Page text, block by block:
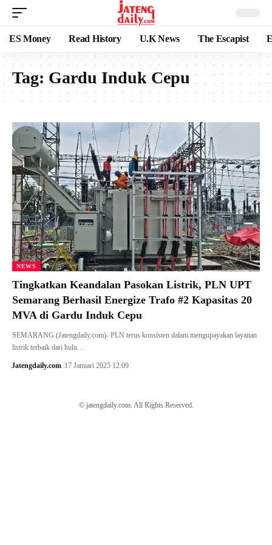
ES Money Read History U.K News The Escapist
Tag: Gardu Induk Cepu
NEWS
Tingkatkan Keandalan Pasokan Listrik, PLN UPT
Semarang Berhasil Energize Trafo #2 Kapasitas 20
MVA di Gardu Induk Cepu
SEMARANG (Jatengdaily.com)- PLN terus konsisten dalam mengupayakan layanan
listrik terbaik dari hulu…
Jatengdaily.com 17 Januari 2025 12:09
© jatengdaily.com. All Rights Reserved.